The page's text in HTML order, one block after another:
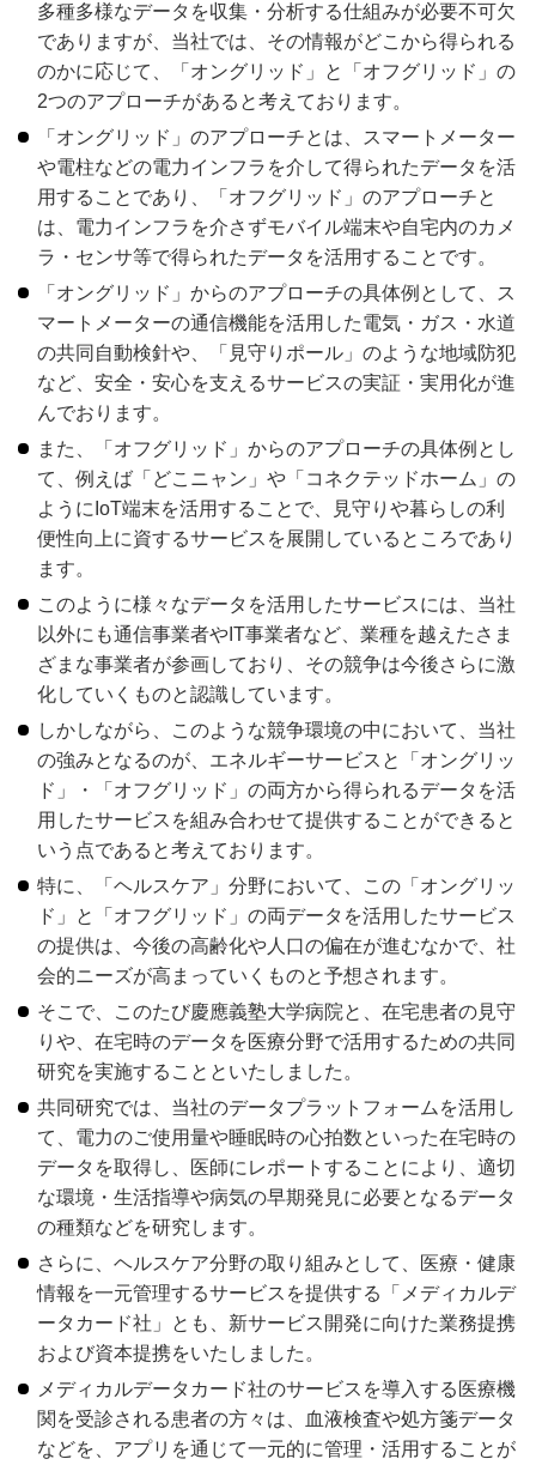
多種多様なデータを収集・分析する仕組みが必要不可欠
でありますが、当社では、その情報がどこから得られる
のかに応じて、「オングリッド」と「オフグリッド」の
2つのアプローチがあると考えております。
「オングリッド」のアプローチとは、スマートメーター
や電柱などの電力インフラを介して得られたデータを活
用することであり、「オフグリッド」のアプローチと
は、電力インフラを介さずモバイル端末や自宅内のカメ
ラ・センサ等で得られたデータを活用することです。
「オングリッド」からのアプローチの具体例として、ス
マートメーターの通信機能を活用した電気・ガス・水道
の共同自動検針や、「見守りポール」のような地域防犯
など、安全・安心を支えるサービスの実証・実用化が進
んでおります。
また、「オフグリッド」からのアプローチの具体例とし
て、例えば「どこニャン」や「コネクテッドホーム」の
ようにIoT端末を活用することで、見守りや暮らしの利
便性向上に資するサービスを展開しているところであり
ます。
このように様々なデータを活用したサービスには、当社
以外にも通信事業者やIT事業者など、業種を越えたさま
ざまな事業者が参画しており、その競争は今後さらに激
化していくものと認識しています。
しかしながら、このような競争環境の中において、当社
の強みとなるのが、エネルギーサービスと「オングリッ
ド」・「オフグリッド」の両方から得られるデータを活
用したサービスを組み合わせて提供することができると
いう点であると考えております。
特に、「ヘルスケア」分野において、この「オングリッ
ド」と「オフグリッド」の両データを活用したサービス
の提供は、今後の高齢化や人口の偏在が進むなかで、社
会的ニーズが高まっていくものと予想されます。
そこで、このたび慶應義塾大学病院と、在宅患者の見守
りや、在宅時のデータを医療分野で活用するための共同
研究を実施することといたしました。
共同研究では、当社のデータプラットフォームを活用し
て、電力のご使用量や睡眠時の心拍数といった在宅時の
データを取得し、医師にレポートすることにより、適切
な環境・生活指導や病気の早期発見に必要となるデータ
の種類などを研究します。
さらに、ヘルスケア分野の取り組みとして、医療・健康
情報を一元管理するサービスを提供する「メディカルデ
ータカード社」とも、新サービス開発に向けた業務提携
および資本提携をいたしました。
メディカルデータカード社のサービスを導入する医療機
関を受診される患者の方々は、血液検査や処方箋データ
などを、アプリを通じて一元的に管理・活用することが